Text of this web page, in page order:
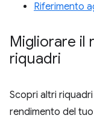
Riferimento
Migliorare il
riquadri
Scopri altri
rendimento del